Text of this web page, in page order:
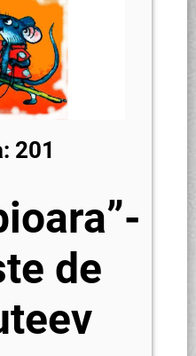
201
de